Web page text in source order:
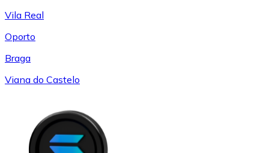
Vila Real
Oporto
Braga
Viana do Castelo